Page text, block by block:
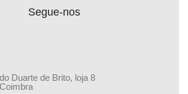
Segue-nos
Duarte de Brito, loja 8